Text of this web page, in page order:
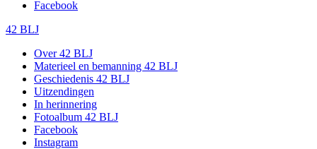
Facebook
42 BLJ
Over 42 BLJ
Materieel en bemanning 42 BLJ
Geschiedenis 42 BLJ
Uitzendingen
In herinnering
Fotoalbum 42 BLJ
Facebook
Instagram